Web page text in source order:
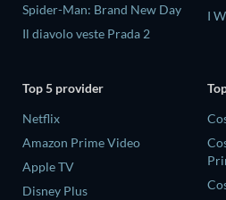
Spider-Man: Brand New Day
Il diavolo veste Prada 2
I
Top 5 provider
Netflix
Amazon Prime Video
Apple TV
Disney Plus